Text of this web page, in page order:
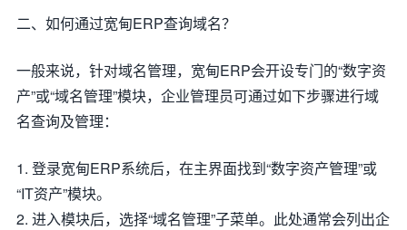
二、如何通过宽甸ERP查询域名？
一般来说，针对域名管理，宽甸ERP会开设专门的“数字资
产”或“域名管理”模块，企业管理员可通过如下步骤进行域
名查询及管理：
1. 登录宽甸ERP系统后，在主界面找到“数字资产管理”或
“IT资产”模块。
2. 进入模块后，选择“域名管理”子菜单。此处通常会列出企